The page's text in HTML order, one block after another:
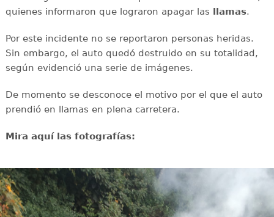
quienes informaron que lograron apagar las llamas.
Por este incidente no se reportaron personas heridas.
Sin embargo, el auto quedó destruido en su totalidad,
según evidenció una serie de imágenes.
De momento se desconoce el motivo por el que el auto
prendió en llamas en plena carretera.
Mira aquí las fotografías: